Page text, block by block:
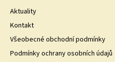
Aktuality
Kontakt
Všeobecné obchodní podmínky
Podmínky ochrany osobních údajů